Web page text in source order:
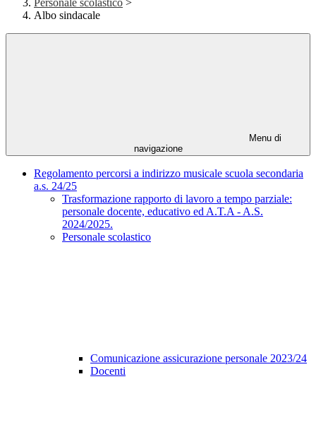
Personale scolastico >
Albo sindacale
Menu di
navigazione
Regolamento percorsi a indirizzo musicale scuola secondaria
a.s. 24/25
Trasformazione rapporto di lavoro a tempo parziale:
personale docente, educativo ed A.T.A - A.S.
2024/2025.
Personale scolastico
Comunicazione assicurazione personale 2023/24
Docenti